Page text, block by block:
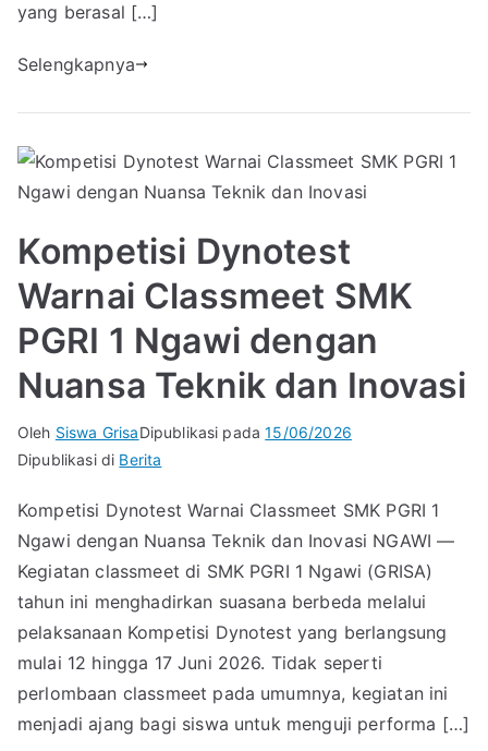
yang berasal […]
Selengkapnya
Kompetisi Dynotest
Warnai Classmeet SMK
PGRI 1 Ngawi dengan
Nuansa Teknik dan Inovasi
Oleh Siswa GrisaDipublikasi pada15/06/2026
Dipublikasi di Berita
Kompetisi Dynotest Warnai Classmeet SMK PGRI 1
Ngawi dengan Nuansa Teknik dan Inovasi NGAWI —
Kegiatan classmeet di SMK PGRI 1 Ngawi (GRISA)
tahun ini menghadirkan suasana berbeda melalui
pelaksanaan Kompetisi Dynotest yang berlangsung
mulai 12 hingga 17 Juni 2026. Tidak seperti
perlombaan classmeet pada umumnya, kegiatan ini
menjadi ajang bagi siswa untuk menguji performa […]